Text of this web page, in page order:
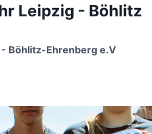
Leipzig - Böhlitz
Böhlitz-Ehrenberg e.V